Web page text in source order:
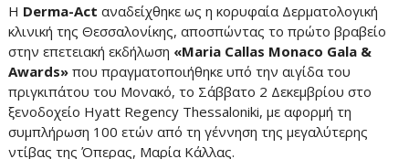
Η Derma-Act αναδείχθηκε ως η κορυφαία Δερματολογική
κλινική της Θεσσαλονίκης, αποσπώντας το πρώτο βραβείο
στην επετειακή εκδήλωση «Maria Callas Monaco Gala &
Awards»που πραγματοποιήθηκε υπό την αιγίδα του
πριγκιπάτου του Μονακό, το Σάββατο 2 Δεκεμβρίου στο
ξενοδοχείο Hyatt Regency Thessaloniki, με αφορμή τη
συμπλήρωση 100 ετών από τη γέννηση της μεγαλύτερης
ντίβας της Όπερας, Μαρία Κάλλας.